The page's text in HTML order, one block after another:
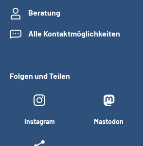
Beratung
Alle Kontaktmöglichkeiten
Folgen und Teilen
Instagram Mastodon